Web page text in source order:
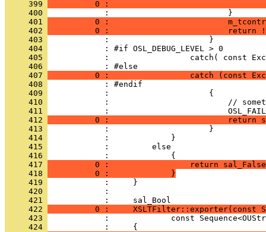
     399
0 :
     400
     401
0 :
     402
0 :                         return
     403
     404
     405
     406
     407
0 :                 catch (const
     408
     409
     410
     411
     412
0 :                         return
     413
     414
     415
     416
     417
0 :                 return
     418
          0 :             }
     419
     420
            :
     421
     422
0 :     XSLTFilter::exporter(const
     423
     424